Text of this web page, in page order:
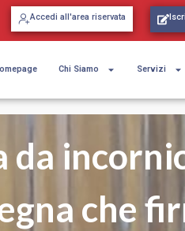
Accedi all'area riservata
Chi Siamo Servizi
da
che